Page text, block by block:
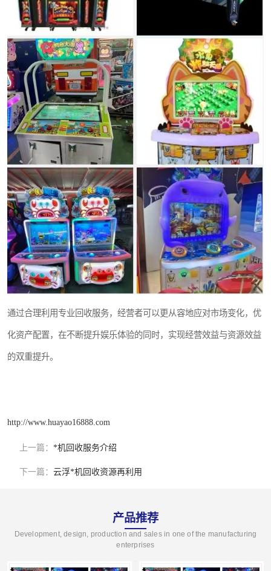
通过合理利用专业回收服务，经营者可以更从容地应对市场变化，优
化资产配置，在不断提升娱乐体验的同时，实现经营效益与资源效益
的双重提升。
http://www.huayao16888.com
上一篇： *机回收服务介绍
下一篇： 云浮*机回收资源再利用
产品推荐
Development, design, production and sales in one of the manufacturing
enterprises